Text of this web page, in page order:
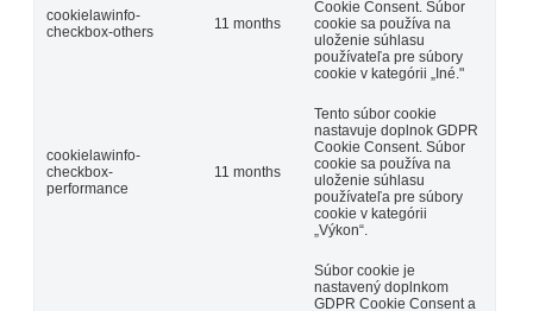
cookielawinfo-
checkbox-others
11 months
Cookie Consent. Súbor
cookie sa používa na
uloženie súhlasu
používateľa pre súbory
cookie v kategórii „Iné."
cookielawinfo-
checkbox-
performance
11 months
Tento súbor cookie
nastavuje doplnok GDPR
Cookie Consent. Súbor
cookie sa používa na
uloženie súhlasu
používateľa pre súbory
cookie v kategórii
„Výkon“.
Súbor cookie je
nastavený doplnkom
GDPR Cookie Consent a